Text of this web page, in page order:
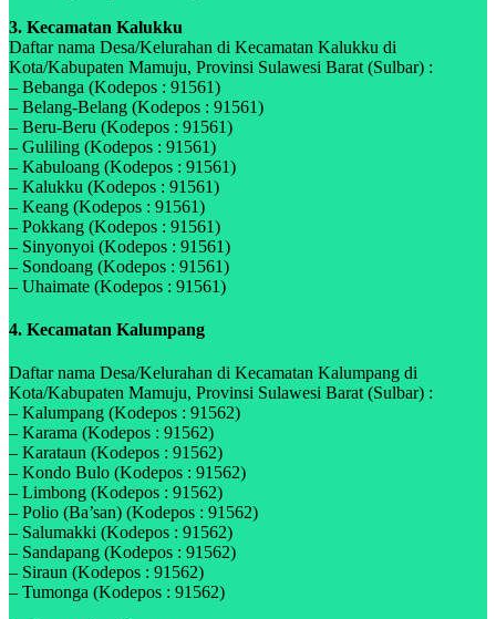
3. Kecamatan Kalukku
Daftar nama Desa/Kelurahan di Kecamatan Kalukku di
Kota/Kabupaten Mamuju, Provinsi Sulawesi Barat (Sulbar) :
– Bebanga (Kodepos : 91561)
– Belang-Belang (Kodepos : 91561)
– Beru-Beru (Kodepos : 91561)
– Guliling (Kodepos : 91561)
– Kabuloang (Kodepos : 91561)
– Kalukku (Kodepos : 91561)
– Keang (Kodepos : 91561)
– Pokkang (Kodepos : 91561)
– Sinyonyoi (Kodepos : 91561)
– Sondoang (Kodepos : 91561)
– Uhaimate (Kodepos : 91561)
4. Kecamatan Kalumpang
Daftar nama Desa/Kelurahan di Kecamatan Kalumpang di
Kota/Kabupaten Mamuju, Provinsi Sulawesi Barat (Sulbar) :
– Kalumpang (Kodepos : 91562)
– Karama (Kodepos : 91562)
– Karataun (Kodepos : 91562)
– Kondo Bulo (Kodepos : 91562)
– Limbong (Kodepos : 91562)
– Polio (Ba’san) (Kodepos : 91562)
– Salumakki (Kodepos : 91562)
– Sandapang (Kodepos : 91562)
– Siraun (Kodepos : 91562)
– Tumonga (Kodepos : 91562)